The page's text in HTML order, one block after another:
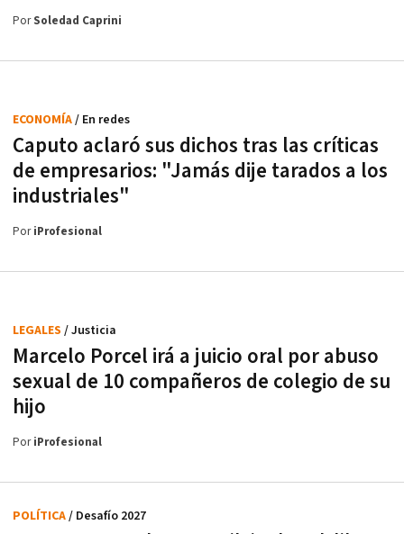
PorSoledad Caprini
Caputo aclaró sus dichos tras las críticas
de empresarios: "Jamás dije tarados a los
industriales"
ECONOMÍA/ En redes
PoriProfesional
Marcelo Porcel irá a juicio oral por abuso
sexual de 10 compañeros de colegio de su
hijo
LEGALES / Justicia
PoriProfesional
POLÍTICA/ Desafío 2027